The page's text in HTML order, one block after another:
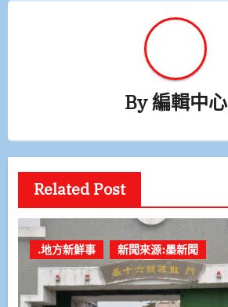
By編輯中心
Related Post
.地方新鮮事 新聞來源:墨新聞